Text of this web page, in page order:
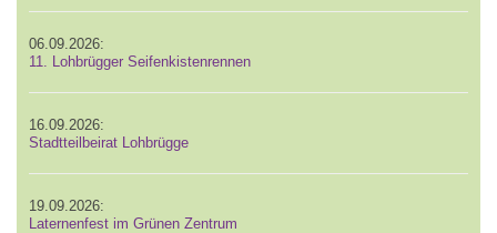
06.09.2026:
11. Lohbrügger Seifenkistenrennen
16.09.2026:
Stadtteilbeirat Lohbrügge
19.09.2026:
Laternenfest im Grünen Zentrum